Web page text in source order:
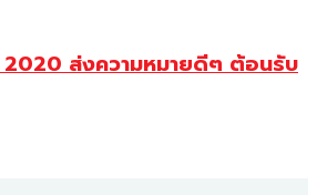
2020 ส่งความหมายดีๆ ต้อนรับ